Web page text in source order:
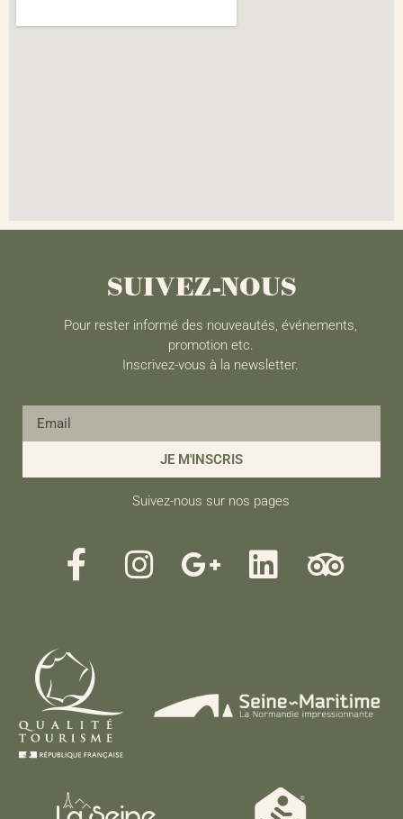
SUIVEZ-NOUS
Pour rester informé des nouveautés, événements,
promotion etc.
Inscrivez-vous à la newsletter.
JE M'INSCRIS
Suivez-nous sur nos pages